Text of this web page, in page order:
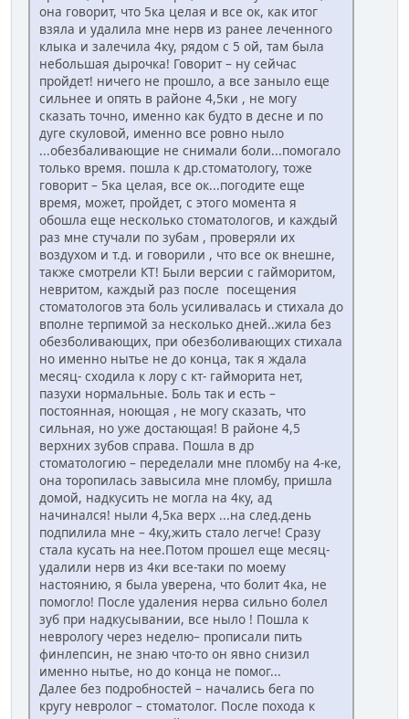
она говорит, что 5ка целая и все ок, как итог
взяла и удалила мне нерв из ранее леченного
клыка и залечила 4ку, рядом с 5 ой, там была
небольшая дырочка! Говорит – ну сейчас
пройдет! ничего не прошло, а все заныло еще
сильнее и опять в районе 4,5ки , не могу
сказать точно, именно как будто в десне и по
дуге скуловой, именно все ровно ныло
...обезбаливающие не снимали боли...помогало
только время. пошла к др.стоматологу, тоже
говорит – 5ка целая, все ок...погодите еще
время, может, пройдет, с этого момента я
обошла еще несколько стоматологов, и каждый
раз мне стучали по зубам , проверяли их
воздухом и т.д. и говорили , что все ок внешне,
также смотрели КТ! Были версии с гайморитом,
невритом, каждый раз после посещения
стоматологов эта боль усиливалась и стихала до
вполне терпимой за несколько дней..жила без
обезболивающих, при обезболивающих стихала
но именно нытье не до конца, так я ждала
месяц- сходила к лору с кт- гайморита нет,
пазухи нормальные. Боль так и есть –
постоянная, ноющая , не могу сказать, что
сильная, но уже достающая! В районе 4,5
верхних зубов справа. Пошла в др
стоматологию – переделали мне пломбу на 4-ке,
она торопилась завысила мне пломбу, пришла
домой, надкусить не могла на 4ку, ад
начинался! ныли 4,5ка верх ...на след.день
подпилила мне – 4ку,жить стало легче! Сразу
стала кусать на нее.Потом прошел еще месяц-
удалили нерв из 4ки все-таки по моему
настоянию, я была уверена, что болит 4ка, не
помогло! После удаления нерва сильно болел
зуб при надкусывании, все ныло ! Пошла к
неврологу через неделю– прописали пить
финлепсин, не знаю что-то он явно снизил
именно нытье, но до конца не помог...
Далее без подробностей – начались бега по
кругу невролог – стоматолог. После похода к